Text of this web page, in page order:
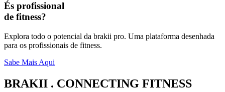
És profissional
de fitness?
Explora todo o potencial da brakii pro. Uma plataforma desenhada
para os profissionais de fitness.
Sabe Mais Aqui
BRAKII . CONNECTING FITNESS